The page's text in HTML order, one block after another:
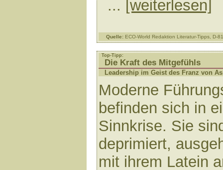
... [weiterlesen]
Quelle: ECO-World Redaktion Literatur-Tipps, D-
Top-Tipp:
Die Kraft des Mitgefühls
Leadership im Geist des Franz von
Moderne
befinden sich in
Sinnkrise. Sie
deprimiert,
mit ihrem Latein